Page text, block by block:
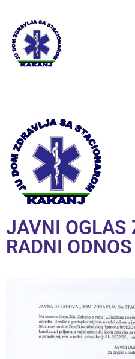
JAVNI OGLAS
RADNI ODNOS